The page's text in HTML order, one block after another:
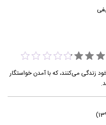
زندگی می‌کنند، که با آمدن خواستگار